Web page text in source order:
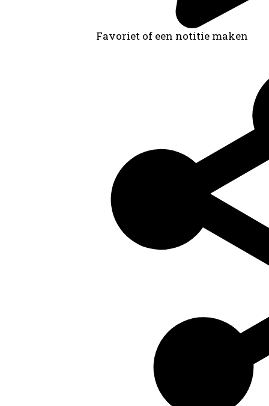
Favoriet of een notitie maken